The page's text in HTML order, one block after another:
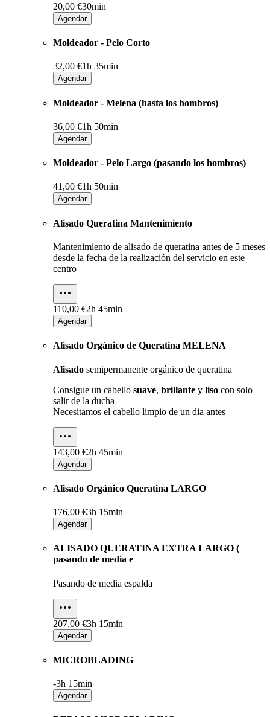
20,00 €30min
Agendar
Moldeador - Pelo Corto
32,00 €1h 35min
Agendar
Moldeador - Melena (hasta los hombros)
36,00 €1h 50min
Agendar
Moldeador - Pelo Largo (pasando los hombros)
41,00 €1h 50min
Agendar
Alisado Queratina Mantenimiento
Mantenimiento de alisado de queratina antes de 5 meses
desde la fecha de la realización del servicio en este
centro
110,00 €2h 45min
Agendar
Alisado Orgánico de Queratina MELENA
Alisado semipermanente orgánico de queratina
Consigue un cabello suave, brillante y liso con solo
salir de la ducha
Necesitamos el cabello limpio de un dia antes
143,00 €2h 45min
Agendar
Alisado Orgánico Queratina LARGO
176,00 €3h 15min
Agendar
ALISADO QUERATINA EXTRA LARGO (
pasando de media e
Pasando de media espalda
207,00 €3h 15min
Agendar
MICROBLADING
-3h 15min
Agendar